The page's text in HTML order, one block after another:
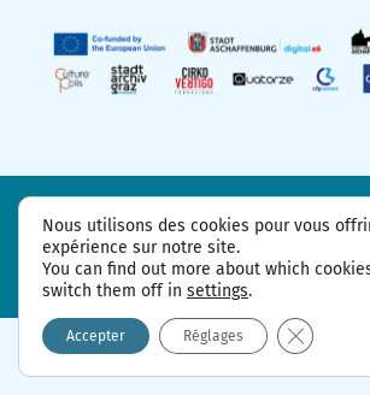
FAQ Partenaires de projet
Déclaration de protection des données
Nous utilisons des cookies pour vous
expérience sur notre site.
You can find out more about which
switch them off in settings.
Accepter Réglages Fermer